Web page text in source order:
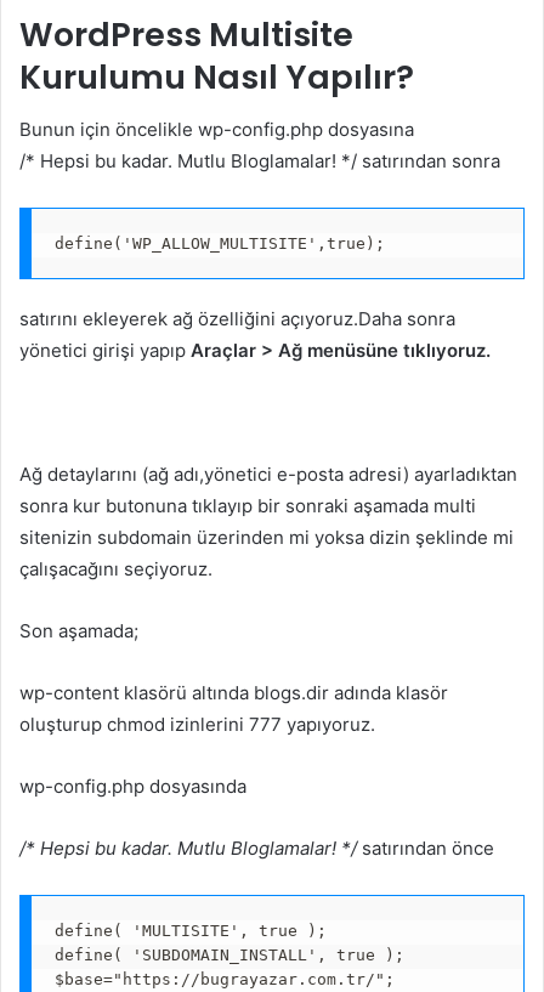
WordPress Multisite
Kurulumu Nasıl Yapılır?
Bunun için öncelikle wp-config.php dosyasına
/* Hepsi bu kadar. Mutlu Bloglamalar! */ satırından sonra
define('WP_ALLOW_MULTISITE',true);
satırını ekleyerek ağ özelliğini açıyoruz.Daha sonra
yönetici girişi yapıp Araçlar > Ağ menüsüne tıklıyoruz.
Ağ detaylarını (ağ adı,yönetici e-posta adresi) ayarladıktan
sonra kur butonuna tıklayıp bir sonraki aşamada multi
sitenizin subdomain üzerinden mi yoksa dizin şeklinde mi
çalışacağını seçiyoruz.
Son aşamada;
wp-content klasörü altında blogs.dir adında klasör
oluşturup chmod izinlerini 777 yapıyoruz.
wp-config.php dosyasında
/* Hepsi bu kadar. Mutlu Bloglamalar! */satırından önce
define( 'MULTISITE', true );
define( 'SUBDOMAIN_INSTALL', true );
$base="https://bugrayazar.com.tr/";